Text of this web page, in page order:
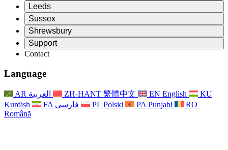
Review
Președintele revizuirii
Echipa independentă de evaluare
Termeni de referință
Raportul final al evaluării independente
Întrebări frecvente
Procesul de feedback al familiei
Buletine informative
Renunțare
Evenimente
Leeds
Review
Președintele revizuirii
Echipa independentă de evaluare
Termeni de referință
Contact
Sprijin psihologic pentru familii
Actualizări pentru familii
Evenimente
For Staff
Sprijin pentru personal
Vocile personalului
Sussex
Review
Președintele revizuirii
Echipa independentă de evaluare
Termeni de referință
For Families
Actualizări pentru familii
Evenimente
For Staff
Shrewsbury
Review
Termeni de referință pentru revizuirea maternității
Raportul final al evaluării independente
Primul raport al evaluării independente
For Families
Actualizări
Support
Leeds
Nottingham
Serviciul de asistență psihologică familială
Sprijin în caz de criză în domeniul sănătății mintale
Servicii regionale Nottingham
National
Sepsis Charities
Contact
Language
AR العربية ZH-HANT 繁體中文 EN English
KU
Kurdish
FA فارسی PL Polski PA Punjabi
RO
Română